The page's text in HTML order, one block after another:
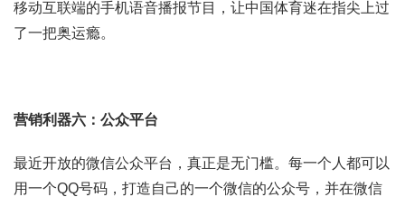
移动互联端的手机语音播报节目，让中国体育迷在指尖上过
了一把奥运瘾。
营销利器六：公众平台
最近开放的微信公众平台，真正是无门槛。每一个人都可以
用一个QQ号码，打造自己的一个微信的公众号，并在微信